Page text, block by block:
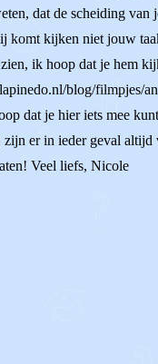
dat de scheiding van
komt kijken niet jouw
ik hoop dat je hem
blog/filmpjes/
dat je hier iets mee
er in ieder geval altijd
Veel liefs, Nicole